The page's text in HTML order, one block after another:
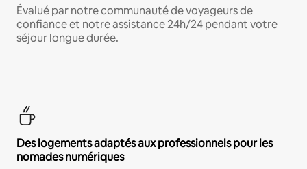
Évalué par notre communauté de voyageurs de
confiance et notre assistance 24h/24 pendant votre
séjour longue durée.
Des logements adaptés aux professionnels pour les
nomades numériques